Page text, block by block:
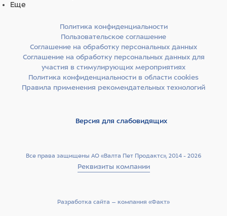
Еще
Все права защищены АО «Валта Пет Продактс», 2014 - 2026
Реквизиты компании
Политика конфиденциальности
Пользовательское соглашение
Соглашение на обработку персональных данных
Соглашение на обработку персональных данных для
участия в стимулирующих мероприятиях
Политика конфиденциальности в области cookies
Правила применения рекомендательных технологий
Версия для слабовидящих
Разработка сайта –­ компания «Факт»